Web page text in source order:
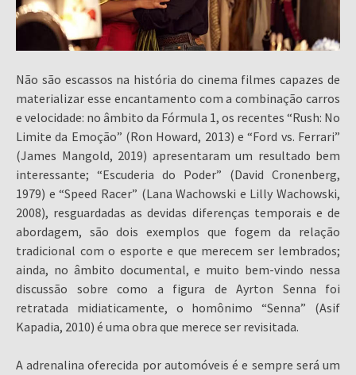
Não são escassos na história do cinema filmes capazes de
materializar esse encantamento com a combinação carros
e velocidade: no âmbito da Fórmula 1, os recentes “Rush: No
Limite da Emoção” (Ron Howard, 2013) e “Ford vs. Ferrari”
(James Mangold, 2019) apresentaram um resultado bem
interessante; “Escuderia do Poder” (David Cronenberg,
1979) e “Speed Racer” (Lana Wachowski e Lilly Wachowski,
2008), resguardadas as devidas diferenças temporais e de
abordagem, são dois exemplos que fogem da relação
tradicional com o esporte e que merecem ser lembrados;
ainda, no âmbito documental, e muito bem-vindo nessa
discussão sobre como a figura de Ayrton Senna foi
retratada midiaticamente, o homônimo “Senna” (Asif
Kapadia, 2010) é uma obra que merece ser revisitada.
A adrenalina oferecida por automóveis é e sempre será um